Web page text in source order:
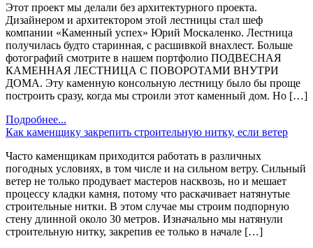
Этот проект мы делали без архитектурного проекта.
Дизайнером и архитектором этой лестницы стал шеф
компании «Каменный успех» Юрий Москаленко. Лестница
получилась будто старинная, с расшивкой внахлест. Больше
фотографий смотрите в нашем портфолио ПОДВЕСНАЯ
КАМЕННАЯ ЛЕСТНИЦА С ПОВОРОТАМИ ВНУТРИ
ДОМА. Эту каменную консольную лестницу было бы проще
построить сразу, когда мы строили этот каменный дом. Но […]
Подробнее...
Как каменщику закрепить строительную нитку, если ветер
Часто каменщикам приходится работать в различных
погодных условиях, в том числе и на сильном ветру. Сильный
ветер не только продувает мастеров насквозь, но и мешает
процессу кладки камня, потому что раскачивает натянутые
строительные нитки. В этом случае мы строим подпорную
стену длинной около 30 метров. Изначально мы натянули
строительную нитку, закрепив ее только в начале […]